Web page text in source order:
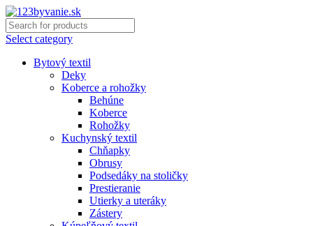
Select category
Bytový textil
Deky
Koberce a rohožky
Behúne
Koberce
Rohožky
Kuchynský textil
Chňapky
Obrusy
Podsedáky na stoličky
Prestieranie
Utierky a uteráky
Zástery